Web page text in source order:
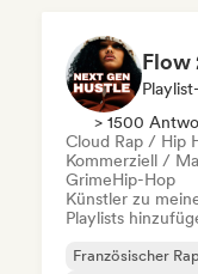
> 1500
Cloud Rap / Hip
Kommerziell /
GrimeHip-Hop
Künstler zu
Playlists
Französischer Rap